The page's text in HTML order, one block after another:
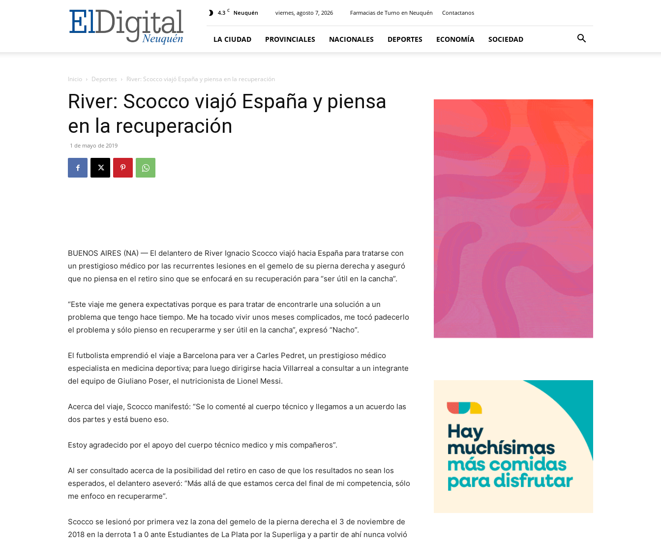
El
Digital
Neuquen
4.3 C Neuquén viernes, agosto 7, 2026 Farmacias de Turno en Neuquén Contactanos
LA CIUDAD PROVINCIALES NACIONALES DEPORTES ECONOMÍA SOCIEDAD
Inicio Deportes River: Scocco viajó España y piensa en la recuperación
River: Scocco viajó España y piensa
en la recuperación
1 de mayo de 2019
BUENOS AIRES (NA) — El delantero de River Ignacio Scocco viajó hacia España para tratarse con
un prestigioso médico por las recurrentes lesiones en el gemelo de su pierna derecha y aseguró
que no piensa en el retiro sino que se enfocará en su recuperación para “ser útil en la cancha”.
“Este viaje me genera expectativas porque es para tratar de encontrarle una solución a un
problema que tengo hace tiempo. Me ha tocado vivir unos meses complicados, me tocó padecerlo
el problema y sólo pienso en recuperarme y ser útil en la cancha”, expresó “Nacho”.
El futbolista emprendió el viaje a Barcelona para ver a Carles Pedret, un prestigioso médico
especialista en medicina deportiva; para luego dirigirse hacia Villarreal a consultar a un integrante
del equipo de Giuliano Poser, el nutricionista de Lionel Messi.
Acerca del viaje, Scocco manifestó: “Se lo comenté al cuerpo técnico y llegamos a un acuerdo las
dos partes y está bueno eso.
Estoy agradecido por el apoyo del cuerpo técnico medico y mis compañeros”.
Al ser consultado acerca de la posibilidad del retiro en caso de que los resultados no sean los
esperados, el delantero aseveró: “Más allá de que estamos cerca del final de mi competencia, sólo
me enfoco en recuperarme”.
Scocco se lesionó por primera vez la zona del gemelo de la pierna derecha el 3 de noviembre de
2018 en la derrota 1 a 0 ante Estudiantes de La Plata por la Superliga y a partir de ahí nunca volvió